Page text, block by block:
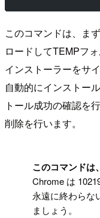
このコマンドは、ま
ロードしてTEMPフ
インストーラーをサ
自動的にインストー
トール成功の確認を
削除を行います。
このコマンドは
Chrome は
永遠に終わらな
ましょう。